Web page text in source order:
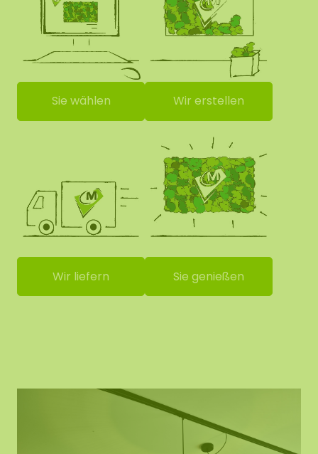
Sie wählen Wir erstellen
Wir liefern Sie genießen